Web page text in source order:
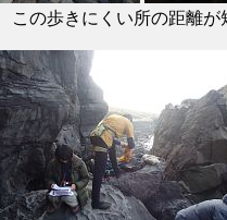
この歩きにくい所の距離が